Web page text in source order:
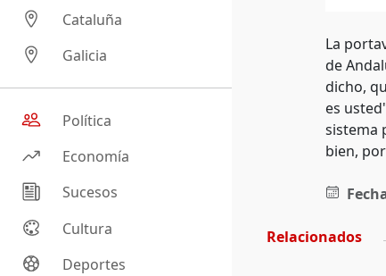
Cataluña
Galicia
Política
Economía
Sucesos
Cultura
Deportes
La
de
dicho,
es
sistema
bien,
Relacionados